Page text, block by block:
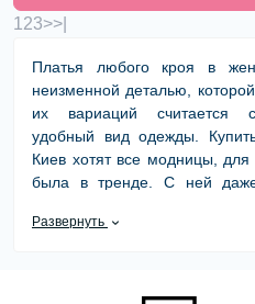
1 23>>|
Платья любого кроя в
неизменной деталью,
их вариаций считается
удобный вид одежды.
Киев хотят все модницы,
была в тренде. С ней
универсальное изделие с
их за тканью штанов или
Развернуть